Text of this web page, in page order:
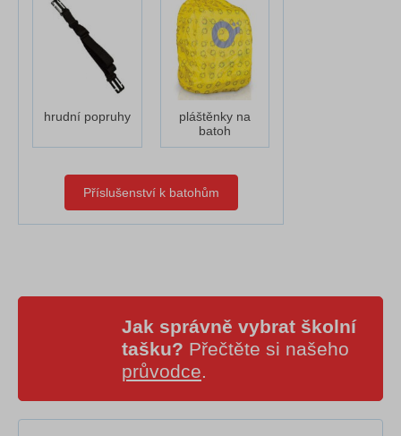
hrudní popruhy
pláštěnky na
batoh
Příslušenství k batohům
Jak správně vybrat školní
tašku? Přečtěte si našeho
průvodce.